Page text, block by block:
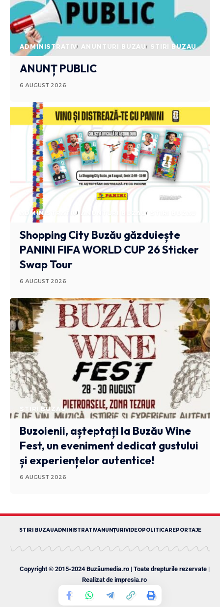
ADMINISTRATIV ANUNTURI BUZAU STIRI BUZAU
ANUNȚ PUBLIC
6 AUGUST 2026
ADMINISTRATIV ANUNTURI BUZAU
Shopping City Buzău găzduiește
PANINI FIFA WORLD CUP 26 Sticker
Swap Tour
6 AUGUST 2026
STIRI BUZAU
Buzoienii, așteptați la Buzău Wine
Fest, un eveniment dedicat gustului
și experiențelor autentice!
6 AUGUST 2026
STIRI BUZAUADMINISTRATIVANUNȚURI VIDEOPOLITICAREPORTAJE
Copyright © 2015-2024 Buzăumedia.ro | Toate drepturile rezervate |
Realizat de impresia.ro